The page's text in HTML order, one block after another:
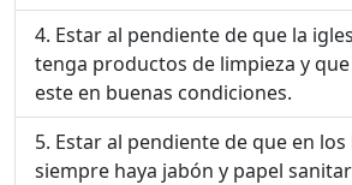
Estar al pendiente de que la
tenga productos de limpieza y
este en buenas condiciones.
Estar al pendiente de que en
siempre haya jabón y papel